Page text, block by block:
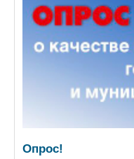
Опрос!